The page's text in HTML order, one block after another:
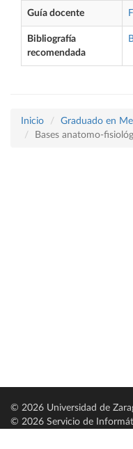
Guía docente
Bibliografía
recomendada
Inicio Graduado en
Bases anatomo-
© 2026 Universidad de
© 2026 Servicio de